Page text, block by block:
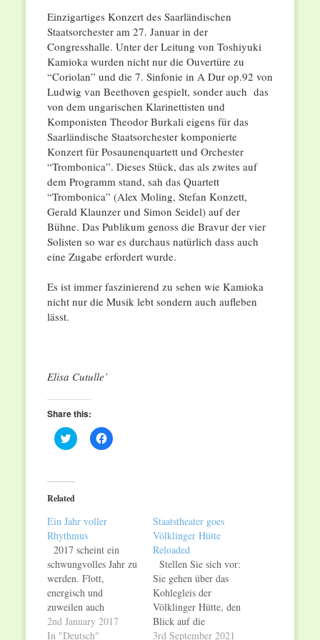
Einzigartiges Konzert des Saarländischen
Staatsorchester am 27. Januar in der
Congresshalle. Unter der Leitung von Toshiyuki
Kamioka wurden nicht nur die Ouvertüre zu
“Coriolan” und die 7. Sinfonie in A Dur op.92 von
Ludwig van Beethoven gespielt, sonder auch das
von dem ungarischen Klarinettisten und
Komponisten Theodor Burkali eigens für das
Saarländische Staatsorchester komponierte
Konzert für Posaunenquartett und Orchester
“Trombonica”. Dieses Stück, das als zwites auf
dem Programm stand, sah das Quartett
“Trombonica” (Alex Moling, Stefan Konzett,
Gerald Klaunzer und Simon Seidel) auf der
Bühne. Das Publikum genoss die Bravur der vier
Solisten so war es durchaus natürlich dass auch
eine Zugabe erfordert wurde.
Es ist immer faszinierend zu sehen wie Kamioka
nicht nur die Musik lebt sondern auch aufleben
lässt.
Elisa Cutulle’
Share this:
Click
to
(Opens
in
new
Click
to
Related
Ein Jahr voller
Rhythmus
2017 scheint ein
schwungvolles Jahr zu
werden. Flott,
energisch und
zuweilen auch
romantisch, dies
vermittelten die
2nd January 2017
In "Deutsch"
Staatstheater goes
Völklinger Hütte
Reloaded
Stellen Sie sich vor:
Sie gehen über das
Kohlegleis der
Völklinger Hütte, den
Blick auf die
gewaltige
3rd September 2021